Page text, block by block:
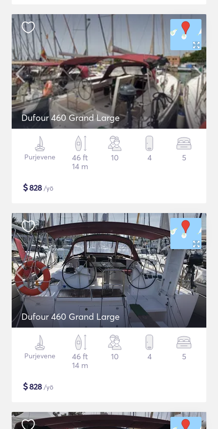
Dufour 460 Grand Large
Purjevene
46 ft
14 m
10 4 5
$828 /yö
Dufour 460 Grand Large
Purjevene
46 ft
14 m
10 4 5
$828 /yö